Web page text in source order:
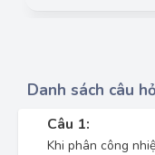
Danh sách câu
Câu 1:
Khi phân công